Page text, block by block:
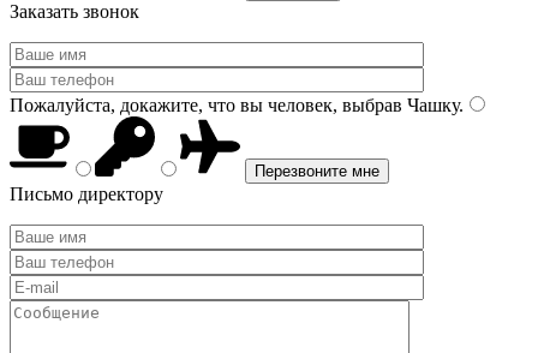
Заказать звонок
Пожалуйста, докажите, что вы человек, выбрав Чашку.
Письмо директору